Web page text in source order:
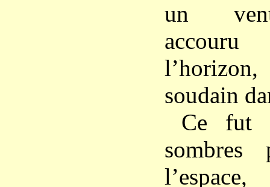
un
soudain
Ce fut
sombres